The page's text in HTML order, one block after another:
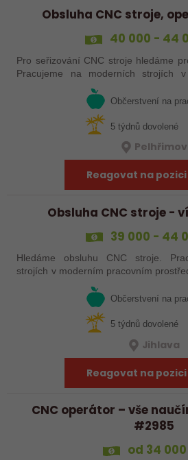
Obsluha CNC stroje,
40 000 - 44
Pro seřizování CNC stroje hledáme
Pracujeme na moderních strojích v
prostředí. Pracovistě 5 km od Jihlavy.
Občerstvení na
5 týdnů dovolené
Pelhřimov
Reagovat na pozici
Obsluha CNC stroje -
39 000 - 44
Hledáme obsluhu CNC stroje.
strojích v moderním pracovním
Občerstvení na
5 týdnů dovolené
Jihlava
Reagovat na pozici
CNC operátor – vše
#2985
od 34